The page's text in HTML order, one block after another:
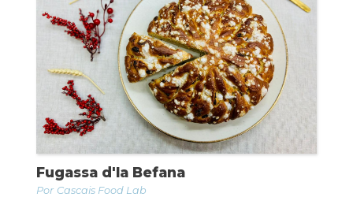
Fugassa d'la Befana
Cascais Food Lab